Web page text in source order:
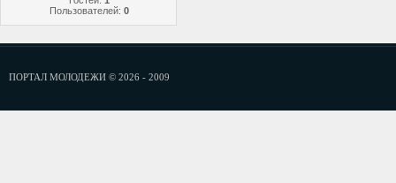
Пользователей: 0
ПОРТАЛ МОЛОДЕЖИ © 2026 - 2009